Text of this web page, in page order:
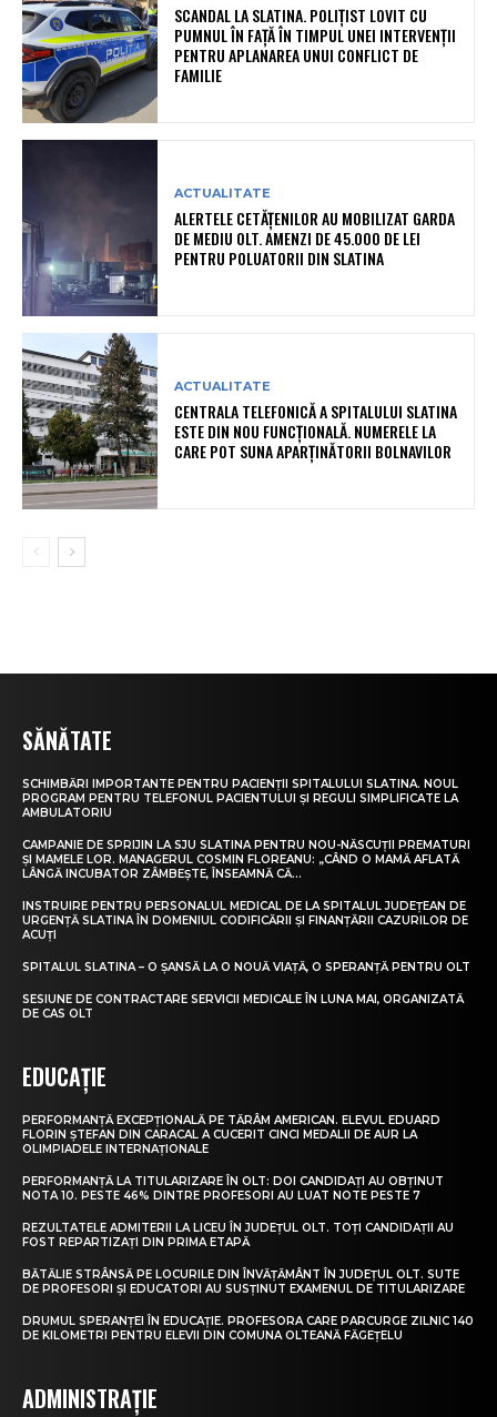
SCANDAL LA SLATINA. POLIȚIST LOVIT CU
PUMNUL ÎN FAȚĂ ÎN TIMPUL UNEI INTERVENȚII
PENTRU APLANAREA UNUI CONFLICT DE
FAMILIE
ACTUALITATE
ALERTELE CETĂȚENILOR AU MOBILIZAT GARDA
DE MEDIU OLT. AMENZI DE 45.000 DE LEI
PENTRU POLUATORII DIN SLATINA
ACTUALITATE
CENTRALA TELEFONICĂ A SPITALULUI SLATINA
ESTE DIN NOU FUNCȚIONALĂ. NUMERELE LA
CARE POT SUNA APARȚINĂTORII BOLNAVILOR
SĂNĂTATE
SCHIMBĂRI IMPORTANTE PENTRU PACIENȚII SPITALULUI SLATINA. NOUL
PROGRAM PENTRU TELEFONUL PACIENTULUI ȘI REGULI SIMPLIFICATE LA
AMBULATORIU
CAMPANIE DE SPRIJIN LA SJU SLATINA PENTRU NOU-NĂSCUȚII PREMATURI
ȘI MAMELE LOR. MANAGERUL COSMIN FLOREANU: „CÂND O MAMĂ AFLATĂ
LÂNGĂ INCUBATOR ZÂMBEȘTE, ÎNSEAMNĂ CĂ...
INSTRUIRE PENTRU PERSONALUL MEDICAL DE LA SPITALUL JUDEȚEAN DE
URGENȚĂ SLATINA ÎN DOMENIUL CODIFICĂRII ȘI FINANȚĂRII CAZURILOR DE
ACUȚI
SPITALUL SLATINA – O ȘANSĂ LA O NOUĂ VIAȚĂ, O SPERANȚĂ PENTRU OLT
SESIUNE DE CONTRACTARE SERVICII MEDICALE ÎN LUNA MAI, ORGANIZATĂ
DE CAS OLT
EDUCAȚIE
PERFORMANȚĂ EXCEPȚIONALĂ PE TĂRÂM AMERICAN. ELEVUL EDUARD
FLORIN ȘTEFAN DIN CARACAL A CUCERIT CINCI MEDALII DE AUR LA
OLIMPIADELE INTERNAȚIONALE
PERFORMANȚĂ LA TITULARIZARE ÎN OLT: DOI CANDIDAȚI AU OBȚINUT
NOTA 10. PESTE 46% DINTRE PROFESORI AU LUAT NOTE PESTE 7
REZULTATELE ADMITERII LA LICEU ÎN JUDEȚUL OLT. TOȚI CANDIDAȚII AU
FOST REPARTIZAȚI DIN PRIMA ETAPĂ
BĂTĂLIE STRÂNSĂ PE LOCURILE DIN ÎNVĂȚĂMÂNT ÎN JUDEȚUL OLT. SUTE
DE PROFESORI ȘI EDUCATORI AU SUSȚINUT EXAMENUL DE TITULARIZARE
DRUMUL SPERANȚEI ÎN EDUCAȚIE. PROFESORA CARE PARCURGE ZILNIC 140
DE KILOMETRI PENTRU ELEVII DIN COMUNA OLTEANĂ FĂGEȚELU
ADMINISTRAȚIE